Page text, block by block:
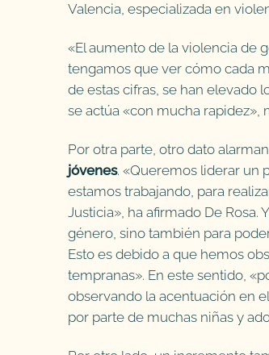
Valencia, especializada en
«El aumento de la violencia de
tengamos que ver cómo cada
de estas cifras, se han elevado
se actúa «con mucha rapidez»,
Por otra parte, otro dato
jóvenes. «Queremos liderar un
estamos trabajando, para
Justicia», ha afirmado De Rosa.
género, sino también para
Esto es debido a que hemos
tempranas». En este sentido,
observando la acentuación en
por parte de muchas niñas y